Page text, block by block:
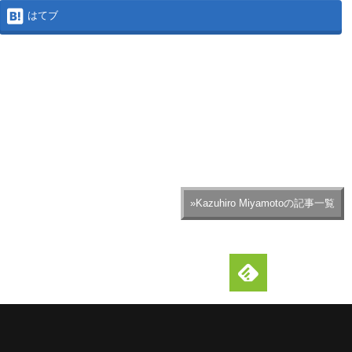
はてブ
»Kazuhiro Miyamotoの記事一覧